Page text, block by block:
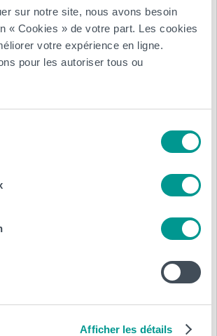
sur notre site, nous avons besoin
« Cookies » de votre part. Les cookies
votre expérience en ligne.
pour les autoriser tous ou
Afficher les détails
participation est de 140€.
pratiques:
de Charleroi- Rue Trieu Kaisin, 134 –
– 16h30 (pause de 1h à midi)
et lunch sont prévus sur place et
d’inscription.